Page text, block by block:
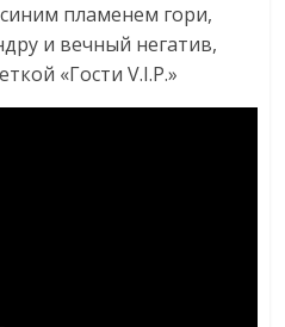
пламенем гори,
и вечный негатив,
«Гости V.I.P.»